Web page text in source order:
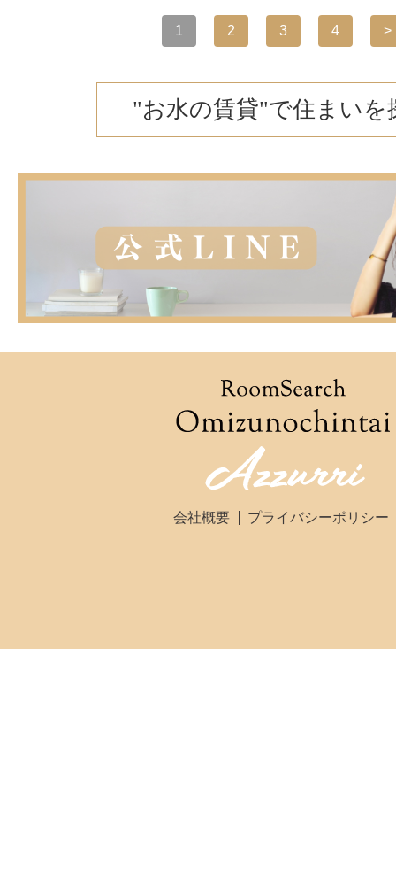
1 2 3 4 >
"お水の賃貸"で住まいを
会社概要 プライバシーポリシー